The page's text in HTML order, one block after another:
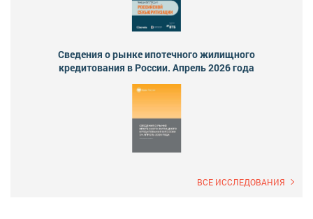
Сведения о рынке ипотечного жилищного
кредитования в России. Апрель 2026 года
ВСЕ ИССЛЕДОВАНИЯ